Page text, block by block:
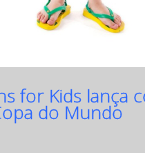
for Kids lança
do Mundo